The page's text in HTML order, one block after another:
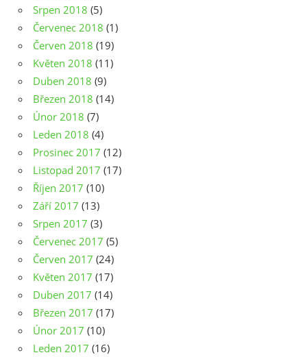
Srpen 2018 (5)
Červenec 2018 (1)
Červen 2018 (19)
Květen 2018 (11)
Duben 2018 (9)
Březen 2018 (14)
Únor 2018 (7)
Leden 2018 (4)
Prosinec 2017 (12)
Listopad 2017 (17)
Říjen 2017 (10)
Září 2017 (13)
Srpen 2017 (3)
Červenec 2017 (5)
Červen 2017 (24)
Květen 2017 (17)
Duben 2017 (14)
Březen 2017 (17)
Únor 2017 (10)
Leden 2017 (16)